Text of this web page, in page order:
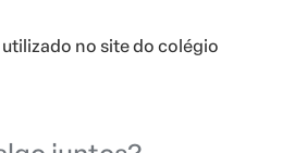
utilizado no site do colégio